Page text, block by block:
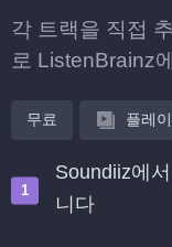
각 트랙을 직접
로 ListenBrainz
무료 플레
Soundiiz에서
니다